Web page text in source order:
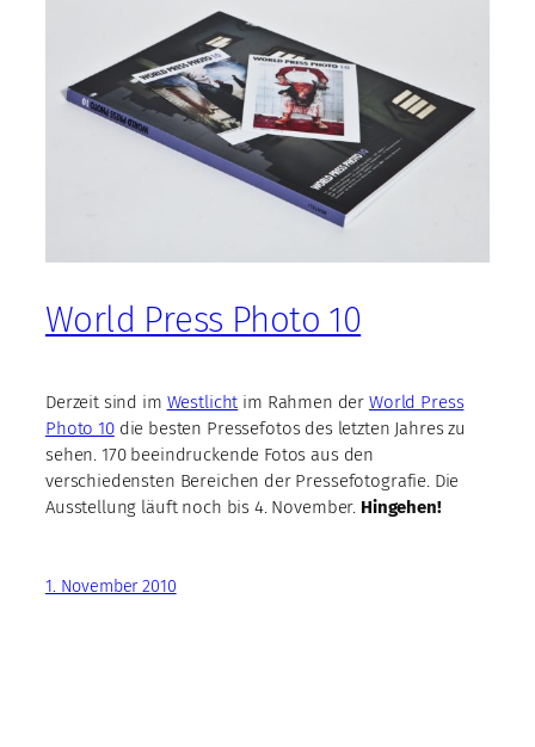
World Press Photo 10
Derzeit sind im Westlicht im Rahmen derWorld Press
Photo 10die besten Pressefotos des letzten Jahres zu
sehen. 170 beeindruckende Fotos aus den
verschiedensten Bereichen der Pressefotografie. Die
Ausstellung läuft noch bis 4. November. Hingehen!
1. November 2010